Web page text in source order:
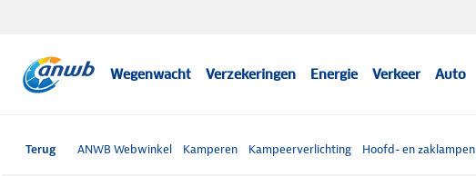
Wegenwacht Verzekeringen Energie Verkeer Auto
Terug ANWB Webwinkel Kamperen Kampeerverlichting Hoofd- en zaklampen